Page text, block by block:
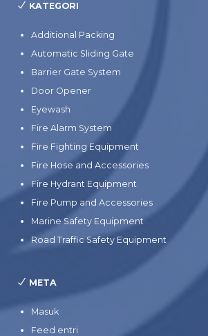
KATEGORI
Additional Packing
Automatic Sliding Gate
Barrier Gate System
Door Opener
Eyewash
Fire Alarm System
Fire Fighting Equipment
Fire Hose and Accessories
Fire Hydrant Equipment
Fire Pump and Accessories
Marine Safety Equipment
Road Traffic Safety Equipment
META
Masuk
Feed entri